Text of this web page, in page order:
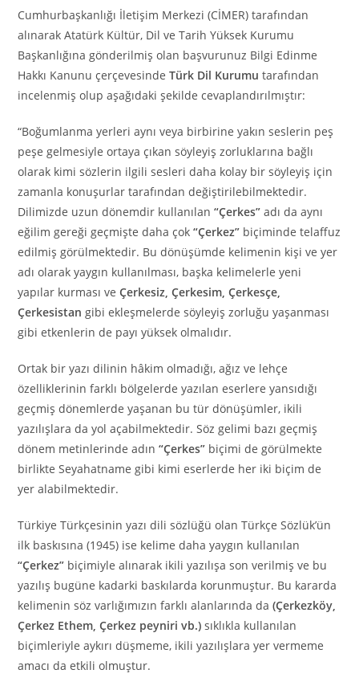
Cumhurbaşkanlığı İletişim Merkezi (CİMER) tarafından
alınarak Atatürk Kültür, Dil ve Tarih Yüksek Kurumu
Başkanlığına gönderilmiş olan başvurunuz Bilgi Edinme
Hakkı Kanunu çerçevesindeTürk Dil Kurumu tarafından
incelenmiş olup aşağıdaki şekilde cevaplandırılmıştır:
“Boğumlanma yerleri aynı veya birbirine yakın seslerin peş
peşe gelmesiyle ortaya çıkan söyleyiş zorluklarına bağlı
olarak kimi sözlerin ilgili sesleri daha kolay bir söyleyiş için
zamanla konuşurlar tarafından değiştirilebilmektedir.
Dilimizde uzun dönemdir kullanılan“Çerkes” adı da aynı
eğilim gereği geçmişte daha çok“Çerkez” biçiminde telaffuz
edilmiş görülmektedir. Bu dönüşümde kelimenin kişi ve yer
adı olarak yaygın kullanılması, başka kelimelerle yeni
yapılar kurması veÇerkesiz, Çerkesim, Çerkesçe,
Çerkesistan gibi ekleşmelerde söyleyiş zorluğu yaşanması
gibi etkenlerin de payı yüksek olmalıdır.
Ortak bir yazı dilinin hâkim olmadığı, ağız ve lehçe
özelliklerinin farklı bölgelerde yazılan eserlere yansıdığı
geçmiş dönemlerde yaşanan bu tür dönüşümler, ikili
yazılışlara da yol açabilmektedir. Söz gelimi bazı geçmiş
dönem metinlerinde adın“Çerkes” biçimi de görülmekte
birlikte Seyahatname gibi kimi eserlerde her iki biçim de
yer alabilmektedir.
Türkiye Türkçesinin yazı dili sözlüğü olan Türkçe Sözlük’ün
ilk baskısına (1945) ise kelime daha yaygın kullanılan
“Çerkez” biçimiyle alınarak ikili yazılışa son verilmiş ve bu
yazılış bugüne kadarki baskılarda korunmuştur. Bu kararda
kelimenin söz varlığımızın farklı alanlarında da(Çerkezköy,
Çerkez Ethem, Çerkez peyniri vb.)sıklıkla kullanılan
biçimleriyle aykırı düşmeme, ikili yazılışlara yer vermeme
amacı da etkili olmuştur.